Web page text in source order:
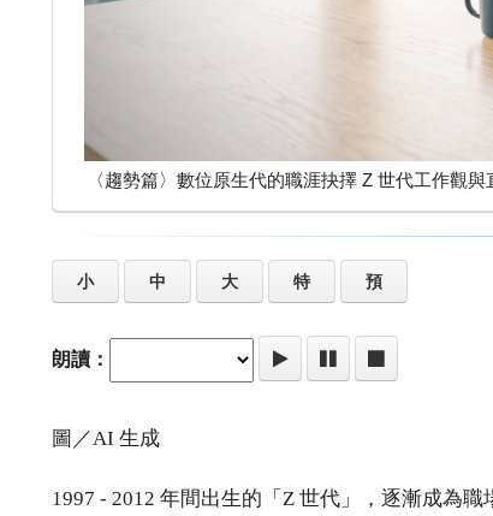
〈趨勢篇〉數位原生代的職涯
小 中 大 特 預
朗讀：
圖／AI 生成
1997 - 2012 年間出生的「Z 世代」，逐漸成為